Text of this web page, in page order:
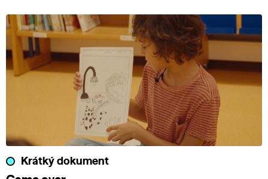
Krátký dokument